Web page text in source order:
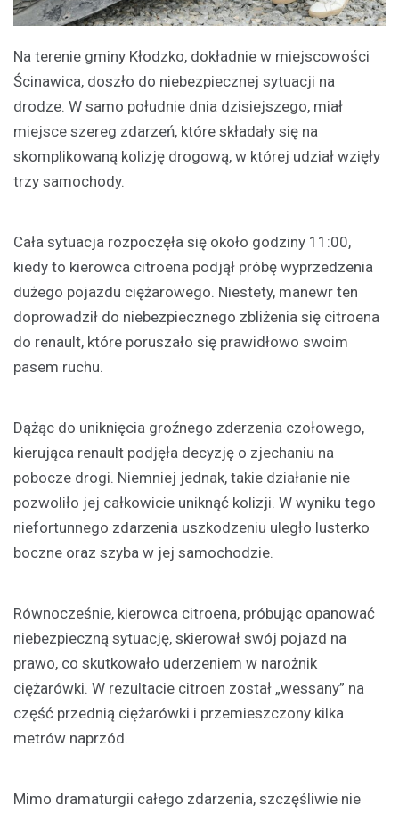
Na terenie gminy Kłodzko, dokładnie w miejscowości
Ścinawica, doszło do niebezpiecznej sytuacji na
drodze. W samo południe dnia dzisiejszego, miał
miejsce szereg zdarzeń, które składały się na
skomplikowaną kolizję drogową, w której udział wzięły
trzy samochody.
Cała sytuacja rozpoczęła się około godziny 11:00,
kiedy to kierowca citroena podjął próbę wyprzedzenia
dużego pojazdu ciężarowego. Niestety, manewr ten
doprowadził do niebezpiecznego zbliżenia się citroena
do renault, które poruszało się prawidłowo swoim
pasem ruchu.
Dążąc do uniknięcia groźnego zderzenia czołowego,
kierująca renault podjęła decyzję o zjechaniu na
pobocze drogi. Niemniej jednak, takie działanie nie
pozwoliło jej całkowicie uniknąć kolizji. W wyniku tego
niefortunnego zdarzenia uszkodzeniu uległo lusterko
boczne oraz szyba w jej samochodzie.
Równocześnie, kierowca citroena, próbując opanować
niebezpieczną sytuację, skierował swój pojazd na
prawo, co skutkowało uderzeniem w narożnik
ciężarówki. W rezultacie citroen został „wessany” na
część przednią ciężarówki i przemieszczony kilka
metrów naprzód.
Mimo dramaturgii całego zdarzenia, szczęśliwie nie